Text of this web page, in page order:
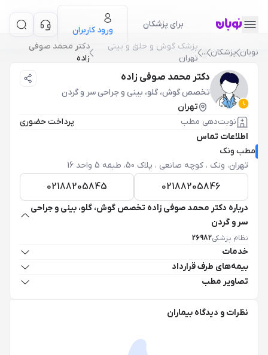
برای پزشکان
ورود کاربران
نوبان پزشکان ...
پزشک گوش و حلق و بيني
تهران
دکتر محمد صوفی
زاده
دکتر محمد صوفی زاده
تخصص گوش، گلو، بینی و جراحی سر و گردن
تهران
نوبت‌دهی مطب
پرداخت حضوری
اطلاعات تماس
مطب ونک
تهران، ونک ، کوچه صانعی ، پلاک 50، طبقه 5 واحد 16
02188205846
02188205845
درباره دکتر محمد صوفی زاده تخصص گوش، گلو، بینی و جراحی
سر و گردن
نظام پزشکی26982
خدمات
بیمه‌های طرف قرارداد
تصاویر مطب
نظرات و دیدگاه بیماران